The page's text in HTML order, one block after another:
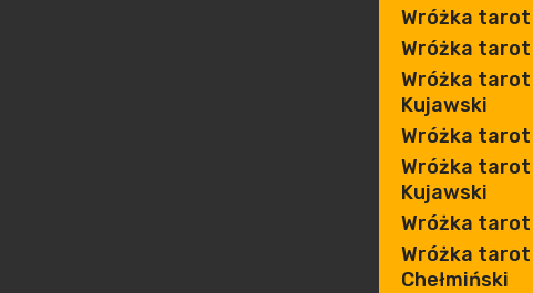
Wróżka tarot
Wróżka tarot
Wróżka
Kujawski
Wróżka tarot
Wróżka
Kujawski
Wróżka tarot
Wróżka tarot
Chełmiński